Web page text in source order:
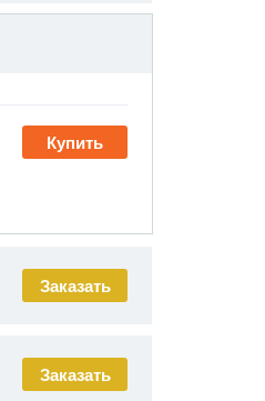
Купить
Заказать
Заказать